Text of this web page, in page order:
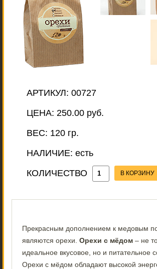
АРТИКУЛ: 00727
ЦЕНА: 250.00 руб.
ВЕС: 120 гр.
НАЛИЧИЕ: есть
КОЛИЧЕСТВО
В КОРЗИНУ
Прекрасным дополнением к медовым
являются орехи. Орехи с мёдом – не
идеальное вкусовое, но и питательное
Орехи с мёдом обладают высокой